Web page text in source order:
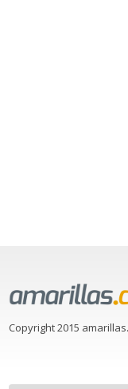
Copyright 2015